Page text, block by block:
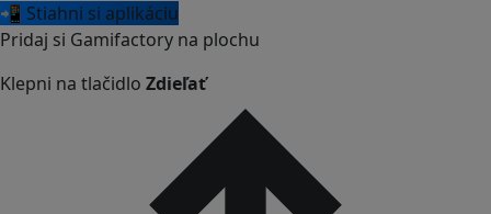
📲 Stiahni si aplikáciu
Pridaj si Gamifactory na plochu
Klepni na tlačidlo Zdieľať